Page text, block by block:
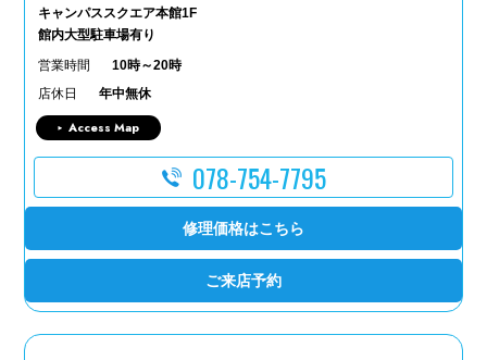
キャンパススクエア本館1F
館内大型駐車場有り
営業時間
10時～20時
店休日
年中無休
Access Map
078-754-7795
修理価格はこちら
ご来店予約